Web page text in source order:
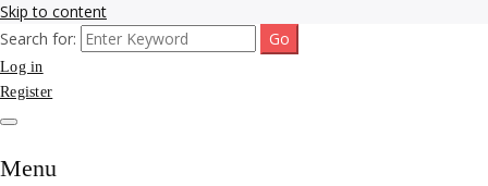
Skip to content
รับจ้างโพสขายบ้าน ที่ดิน
ติดAI SEO กับบริษัทใหญ่
รับจ้างทำโฆษณา สินค้า
รับจ้างโพสขายบ้าน ที่ดิน ไม่มีค่านายหน้า กับบริษัท SEO-AI เน้นติดหน้า
แรก บริการโพสต์ โปรโมท รับจ้างทำโฆษณา ราคาถูก เว็บขายบ้าน รับโพ
สอสังหา ติดหน้าแรกกูเกิ้ล ทีมงาน บริํษัทใหญ่ รับประกันผลงาน ที่เดียวใน
Search for:
Log in
Register
Menu